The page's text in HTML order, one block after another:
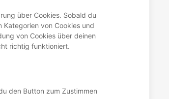
campaign
über Cookies. Sobald du
Kategorien von Cookies und
von Cookies über deinen
richtig funktioniert.
den Button zum Zustimmen